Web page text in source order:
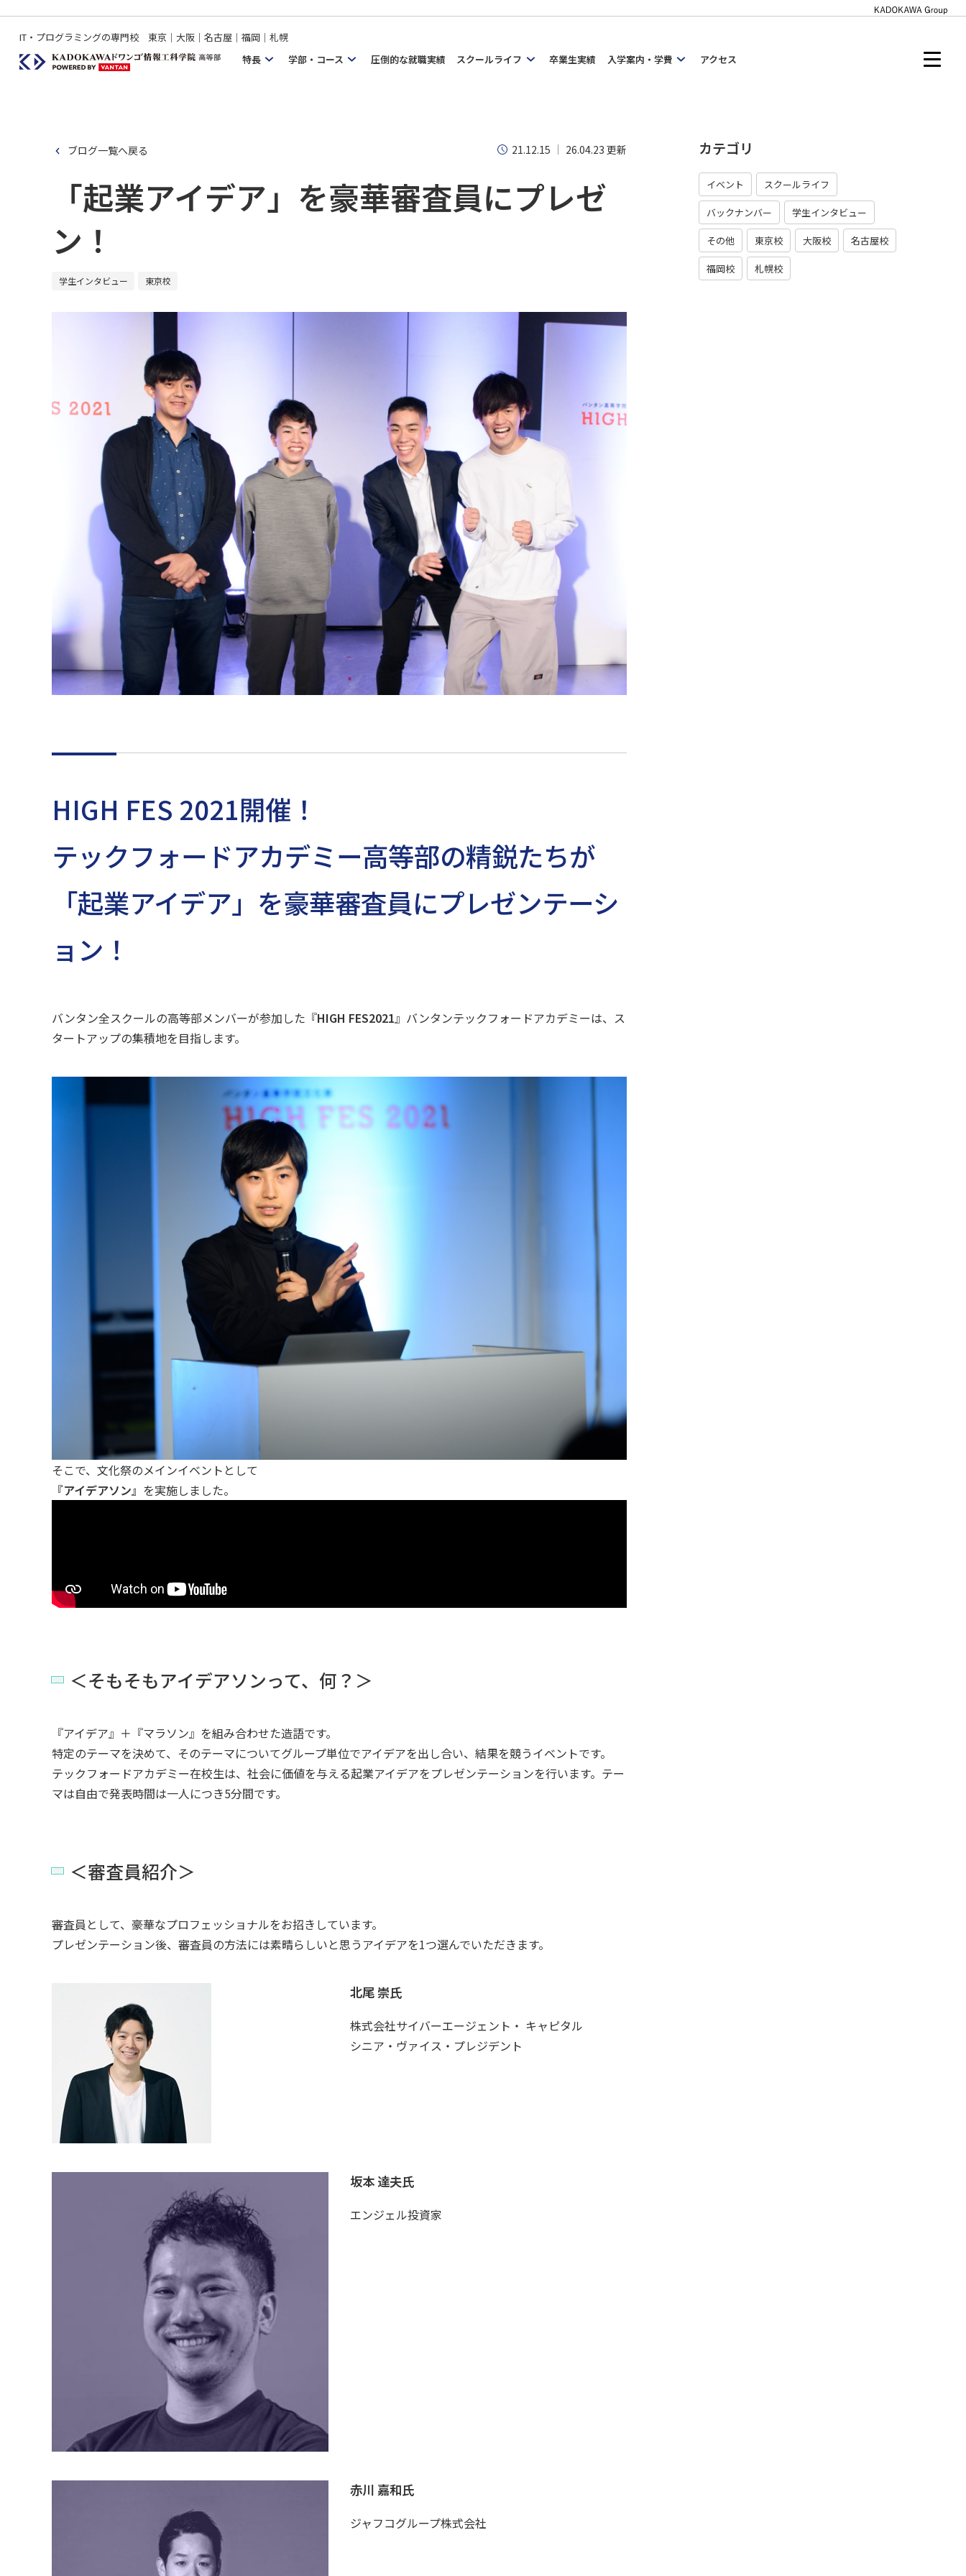
IT・プログラミングの専門校 東京｜大阪｜名古屋｜福岡｜札幌
特長
学部・コース 圧倒的な就職実績 スクールライフ 卒業生実績 入学案内・学費 アクセス
ブログ一覧へ戻る 21.12.15 26.04.23 更新
「起業アイデア」を豪華審査員にプレゼ
ン！
学生インタビュー 東京校
HIGH FES 2021開催！
テックフォードアカデミー高等部の精鋭たちが
「起業アイデア」を豪華審査員にプレゼンテーシ
ョン！
バンタン全スクールの高等部メンバーが参加した『HIGH FES2021』バンタンテックフォードアカデミーは、ス
タートアップの集積地を目指します。
そこで、文化祭のメインイベントとして
『アイデアソン』 を実施しました。
＜そもそもアイデアソンって、何？＞
『アイデア』＋『マラソン』を組み合わせた造語です。
特定のテーマを決めて、そのテーマについてグループ単位でアイデアを出し合い、結果を競うイベントです。
テックフォードアカデミー在校生は、社会に価値を与える起業アイデアをプレゼンテーションを行います。テー
マは自由で発表時間は一人につき5分間です。
＜審査員紹介＞
審査員として、豪華なプロフェッショナルをお招きしています。
プレゼンテーション後、審査員の方法には素晴らしいと思うアイデアを1つ選んでいただきます。
北尾 崇氏
株式会社サイバーエージェント・ キャピタル
シニア・ヴァイス・プレジデント
坂本 達夫氏
エンジェル投資家
赤川 嘉和氏
ジャフコグループ株式会社
カテゴリ
イベント スクールライフ
バックナンバー 学生インタビュー
その他 東京校 大阪校 名古屋校
福岡校 札幌校